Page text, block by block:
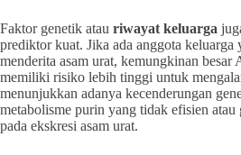
Faktor genetik atau riwayat keluarga
prediktor kuat. Jika ada anggota keluarga
menderita asam urat, kemungkinan besar
memiliki risiko lebih tinggi untuk
menunjukkan adanya kecenderungan
metabolisme purin yang tidak efisien atau
pada ekskresi asam urat.